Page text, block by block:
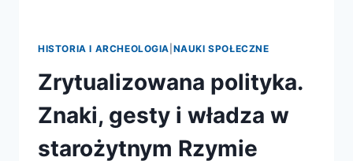
HISTORIA I ARCHEOLOGIA NAUKI SPOŁECZNE
Zrytualizowana polityka.
Znaki, gesty i władza w
starożytnym Rzymie